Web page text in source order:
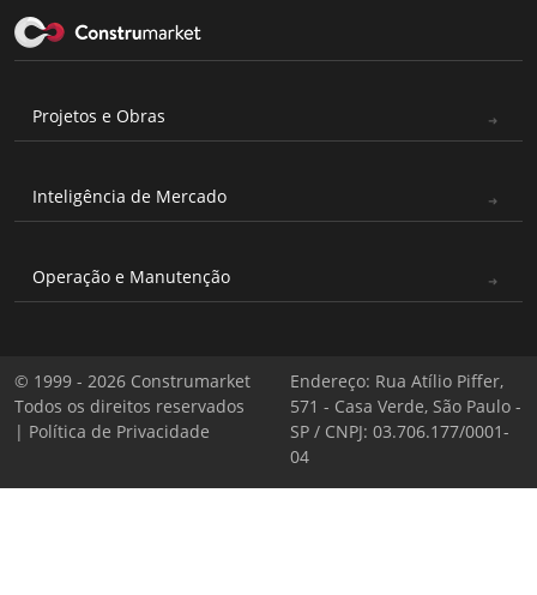
Projetos e Obras
Inteligência de Mercado
Operação e Manutenção
© 1999 - 2026 Construmarket
Todos os direitos reservados
| Política de Privacidade
Endereço: Rua Atílio Piffer,
571 - Casa Verde, São Paulo -
SP / CNPJ: 03.706.177/0001-
04